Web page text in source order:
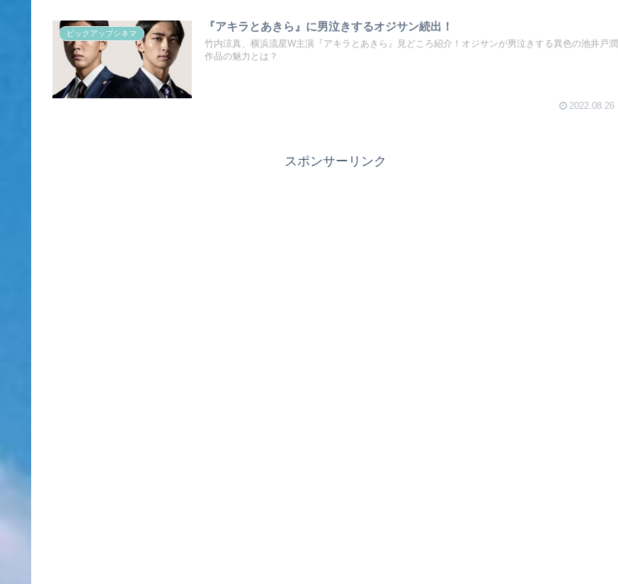
ピックアップシネマ
『アキラとあきら』に男泣きするオジサン続出！
竹内涼真、横浜流星W主演『アキラとあきら』見どころ紹介！オジサンが男泣きする異色の池井戸潤
作品の魅力とは？
2022.08.26
スポンサーリンク